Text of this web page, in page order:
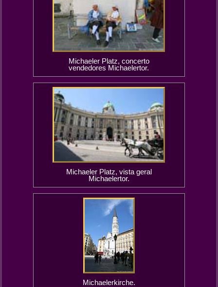
Michaeler Platz, concerto
vendedores Michaelertor.
Michaeler Platz, vista geral
Michaelertor.
Michaelerkirche.